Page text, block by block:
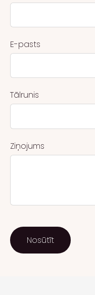
E-pasts
Tālrunis
Ziņojums